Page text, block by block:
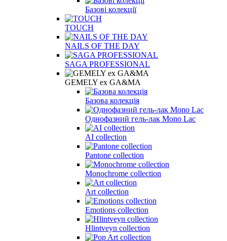
Базові колекції
TOUCH
NAILS OF THE DAY
SAGA PROFESSIONAL
GEMELY ex GA&MA
Базова колекція
Однофазний гель-лак Mono Lac
AI collection
Pantone collection
Monochrome collection
Art collection
Emotions collection
Hlintveyn collection